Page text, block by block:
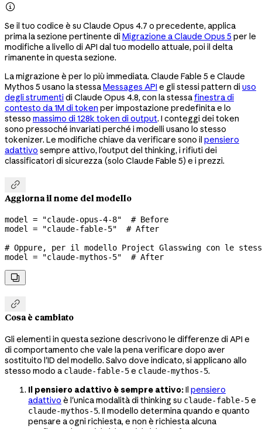

Se il tuo codice è su Claude Opus 4.7 o precedente, applica
prima la sezione pertinente di Migrazione a Claude Opus 5 per le
modifiche a livello di API dal tuo modello attuale, poi il delta
rimanente in questa sezione.
La migrazione è per lo più immediata. Claude Fable 5 e Claude
Mythos 5 usano la stessaMessages API e gli stessi pattern di uso
degli strumenti di Claude Opus 4.8, con la stessafinestra di
contesto da 1M di token per impostazione predefinita e lo
stesso massimo di 128k token di output. I conteggi dei token
sono pressoché invariati perché i modelli usano lo stesso
tokenizer. Le modifiche chiave da verificare sono il pensiero
adattivo sempre attivo, l'output del thinking, i rifiuti dei
classificatori di sicurezza (solo Claude Fable 5) e i prezzi.

Aggiorna il nome del modello
model = "claude-opus-4-8"
  # Before
model = "claude-fable-5"
  # After
# Oppure, per il modello Project Glasswing con le
model = "claude-mythos-5"
  # After


Cosa è cambiato
Gli elementi in questa sezione descrivono le differenze di API e
di comportamento che vale la pena verificare dopo aver
sostituito l'ID del modello. Salvo dove indicato, si applicano allo
stesso modo a claude-fable-5e claude-mythos-5.
Il pensiero adattivo è sempre attivo:Il pensiero
adattivo è l'unica modalità di thinking su claude-fable-5e
claude-mythos-5. Il modello determina quando e quanto
pensare a ogni richiesta, e non è richiesta alcuna